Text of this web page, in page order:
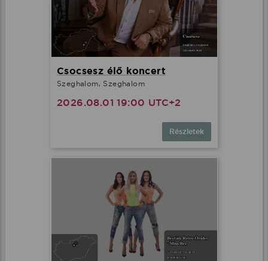
Csocsesz élő koncert
Szeghalom, Szeghalom
2026.08.01 19:00 UTC+2
Részletek